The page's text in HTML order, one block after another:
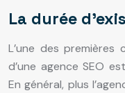
La durée
L’une des
d’une agence SEO
En général, plus